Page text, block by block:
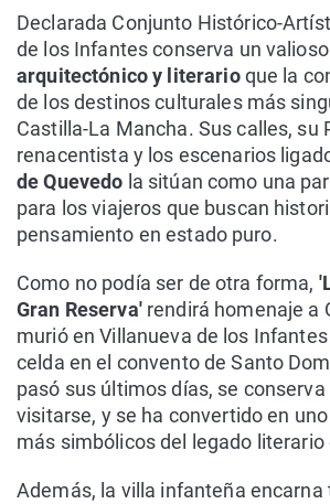
Declarada Conjunto Histórico-
de los Infantes conserva un valioso
arquitectónico y literarioque la
de los destinos culturales más
Castilla-La Mancha. Sus calles, su
renacentista y los escenarios
de Quevedo la sitúan como una
para los viajeros que buscan
pensamiento en estado puro.
Como no podía ser de otra forma,
Gran Reserva'rendirá homenaje a
murió en Villanueva de los
celda en el convento de Santo
pasó sus últimos días, se conserva
visitarse, y se ha convertido en
más simbólicos del legado literario
Además, la villa infanteña encarna